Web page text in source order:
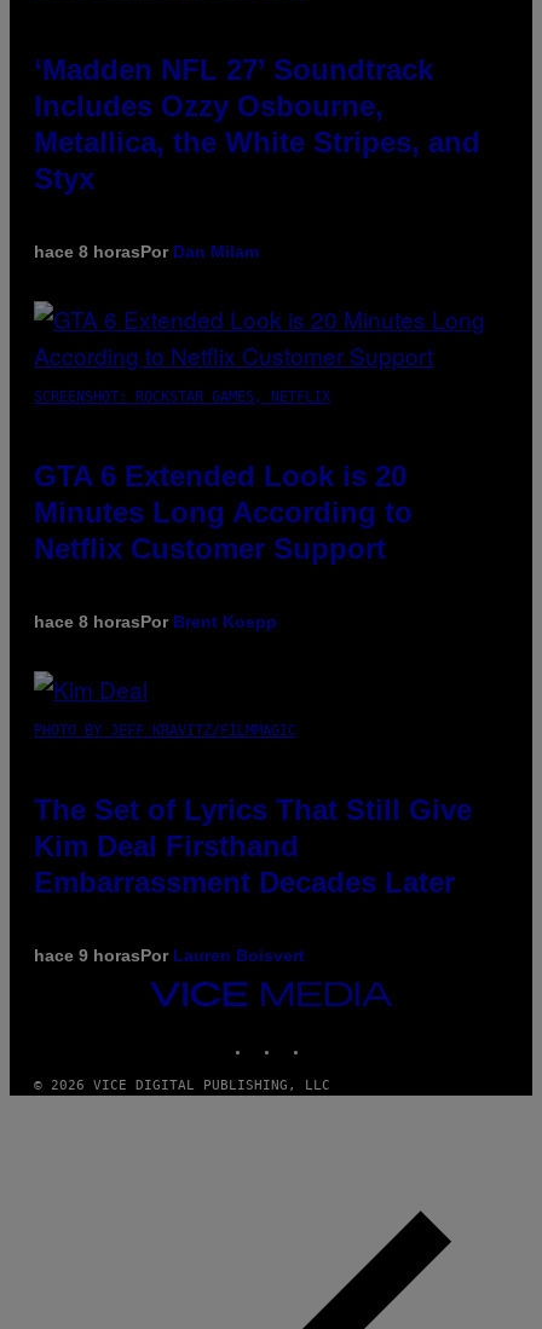
‘Madden NFL 27’ Soundtrack
Includes Ozzy Osbourne,
Metallica, the White Stripes, and
Styx
hace 8 horasPor Dan Milam
SCREENSHOT: ROCKSTAR GAMES, NETFLIX
GTA 6 Extended Look is 20
Minutes Long According to
Netflix Customer Support
hace 8 horasPor Brent Koepp
PHOTO BY JEFF KRAVITZ/FILMMAGIC
The Set of Lyrics That Still Give
Kim Deal Firsthand
Embarrassment Decades Later
hace 9 horasPor Lauren Boisvert
VICE
MEDIA
© 2026 VICE DIGITAL PUBLISHING, LLC